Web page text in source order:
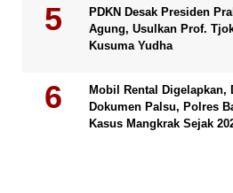
PDKN Desak Presiden
Agung, Usulkan Prof.
Kusuma Yudha
Mobil Rental Digelapkan,
Dokumen Palsu, Polres
Kasus Mangkrak Sejak